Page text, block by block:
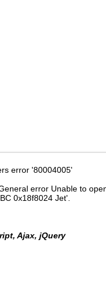
error '80004005'
error Unable to
0x18f8024 Jet'.
Ajax, jQuery